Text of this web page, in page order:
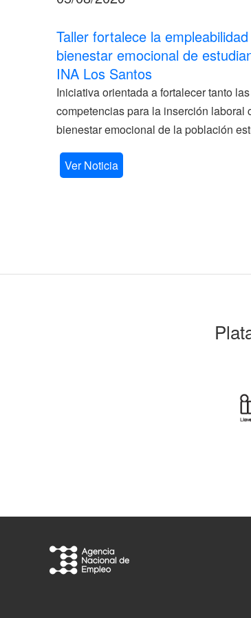
Taller fortalece la
bienestar emocional de
INA Los Santos
Iniciativa orientada a fortalecer tanto las
competencias para la inserción laboral
bienestar emocional de la población
Ver Noticia